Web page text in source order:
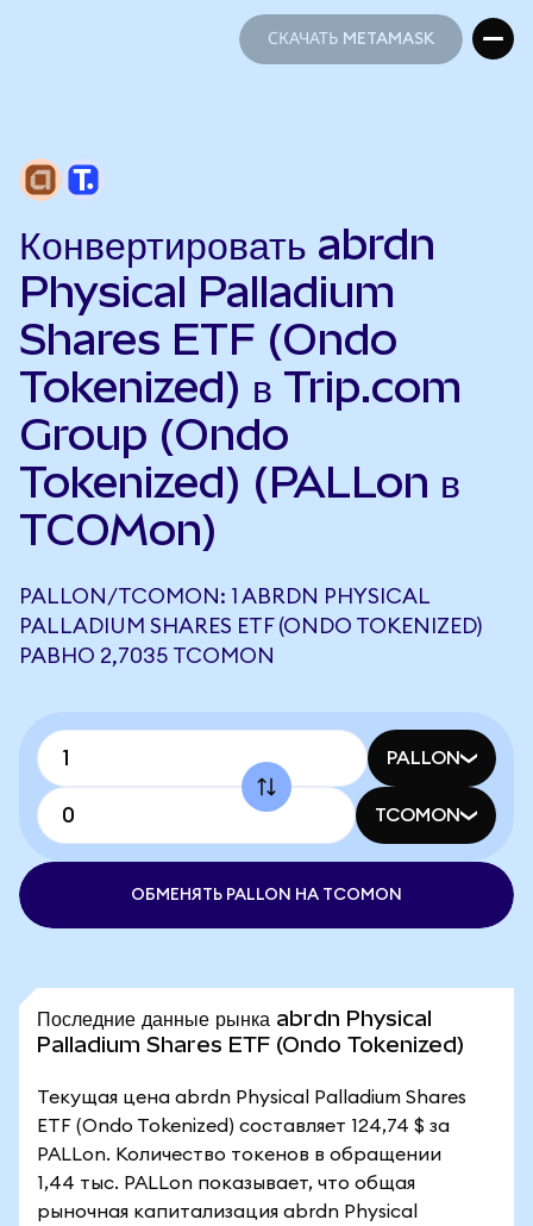
СКАЧАТЬ METAMASK
Конвертировать abrdn
Physical Palladium
Shares ETF (Ondo
Tokenized) в Trip.com
Group (Ondo
Tokenized) (PALLon в
TCOMon)
PALLON/TCOMON: 1 ABRDN PHYSICAL
PALLADIUM SHARES ETF (ONDO TOKENIZED)
РАВНО 2,7035 TCOMON
PALLON
TCOMON
ОБМЕНЯТЬ PALLON НА TCOMON
Последние данные рынка abrdn Physical
Palladium Shares ETF (Ondo Tokenized)
Текущая цена abrdn Physical Palladium Shares
ETF (Ondo Tokenized) составляет 124,74 $ за
PALLon. Количество токенов в обращении
1,44 тыс. PALLon показывает, что общая
рыночная капитализация abrdn Physical